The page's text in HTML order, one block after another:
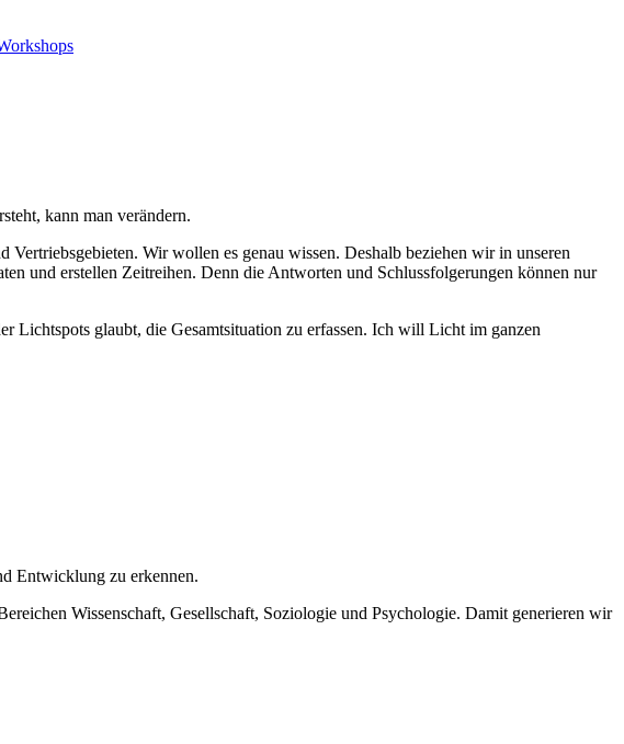
kann man verändern.
Wir wollen es genau wissen. Deshalb beziehen wir in unseren
und erstellen Zeitreihen. Denn die Antworten und Schlussfolgerungen können nur
Lichtspots glaubt, die Gesamtsituation zu erfassen. Ich will Licht im ganzen
Entwicklung zu erkennen.
Wissenschaft, Gesellschaft, Soziologie und Psychologie. Damit generieren wir